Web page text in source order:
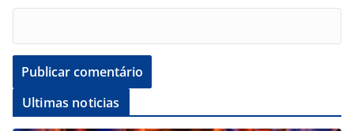
Ultimas noticias